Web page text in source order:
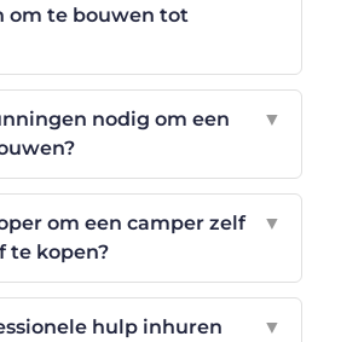
om te bouwen tot
nodig om een
▼
om een camper zelf
te kopen?
▼
hulp inhuren
▼